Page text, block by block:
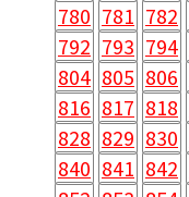
780 781 782
792 793 794
804 805 806
816 817 818
828 829 830
840 841 842